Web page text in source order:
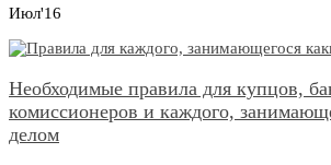
Июл'16
Необходимые правила для купцов,
комиссионеров и каждого,
делом